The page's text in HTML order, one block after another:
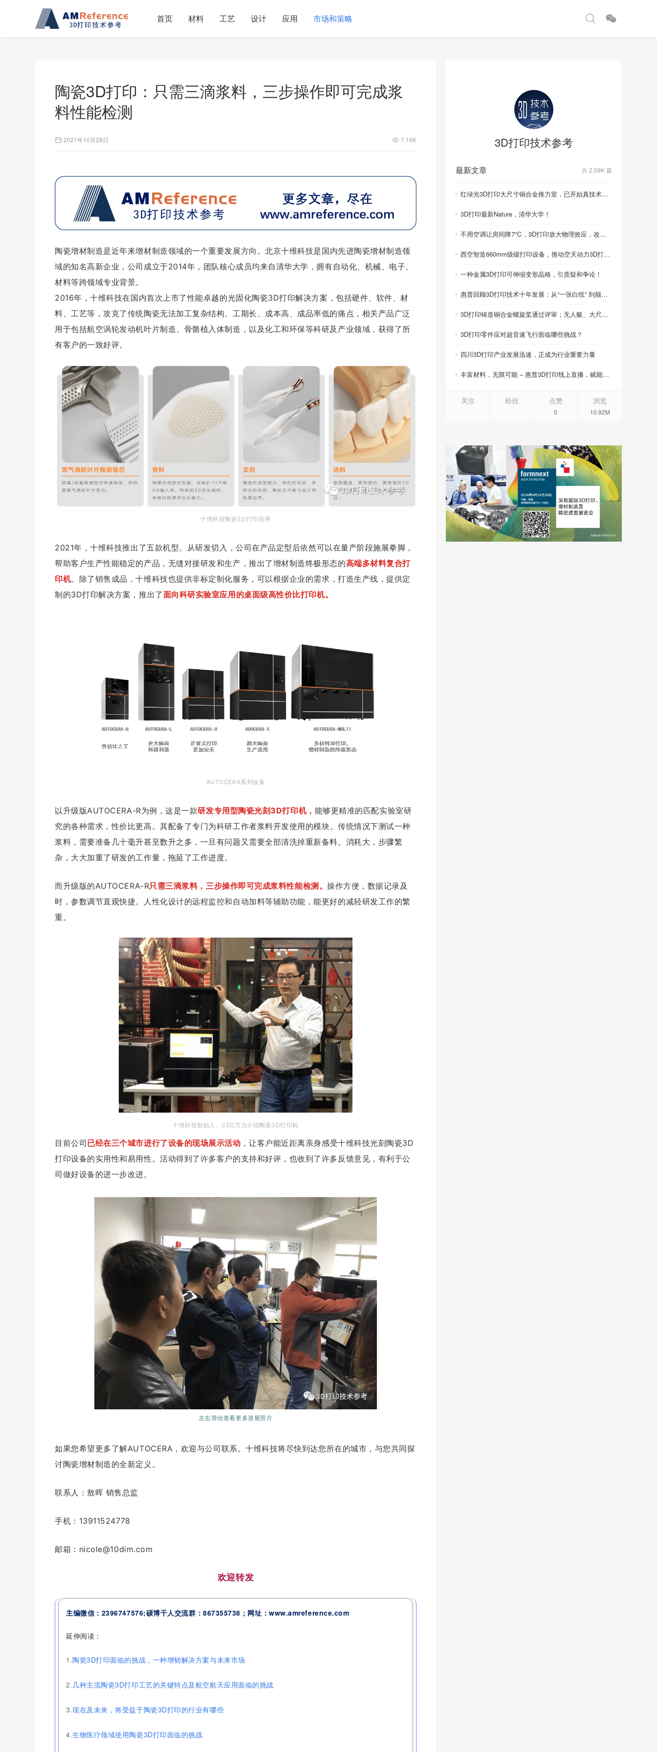
首页 材料 工艺 设计 应用 市场和策略
陶瓷3D打印：只需三滴浆料，三步操作即可完成浆
料性能检测
2021年10月28日 7.16K
陶瓷增材制造是近年来增材制造领域的一个重要发展方向。北京十维科技是国内先进陶瓷增材制造领
域的知名高新企业，公司成立于2014年，团队核心成员均来自清华大学，拥有自动化、机械、电子、
材料等跨领域专业背景。
2016年，十维科技在国内首次上市了性能卓越的光固化陶瓷3D打印解决方案，包括硬件、软件、材
料、工艺等，攻克了传统陶瓷无法加工复杂结构、工期长、成本高、成品率低的痛点，相关产品广泛
用于包括航空涡轮发动机叶片制造、骨骼植入体制造，以及化工和环保等科研及产业领域，获得了所
有客户的一致好评。
十维科技陶瓷3D打印应用
2021年，十维科技推出了五款机型。
从研发切入，公司在产品定型后依然可以在量产阶段施展拳脚，
帮助客户生产性能稳定的产品，无缝对接研发和生产，推出了增材制造终极形态的高端多材料复合打
印机。 除了销售成品，十维科技也提供非标定制化服务，可以根据企业的需求，打造生产线，提供定
制的3D打印解决方案，推出了面向科研实验室应用的桌面级高性价比打印机。
AUTOCERA系列设备
以升级版AUTOCERA-R为例，这是一款研发专用型陶瓷光刻3D打印机， 能够更精准的匹配实验室研
究的各种需求，性价比更高。其配备了专门为科研工作者浆料开发使用的模块。传统情况下测试一种
浆料，需要准备几十毫升甚至数升之多，一旦有问题又需要全部清洗掉重新备料。消耗大，步骤繁
杂，大大加重了研发的工作量，拖延了工作进度。
而升级版的AUTOCERA-R只需三滴浆料，三步操作即可完成浆料性能检测。操作方便，数据记录及
时，参数调节直观快捷。人性化设计的远程监控和自动加料等辅助功能，能更好的减轻研发工作的繁
重。
十维科技创始人、CEO万力介绍陶瓷3D打印机
目前公司已经在三个城市进行了设备的现场展示活动 ，让客户能近距离亲身感受十维科技光刻陶瓷3D
打印设备的实用性和易用性。活动得到了许多客户的支持和好评，也收到了许多反馈意见，有利于公
司做好设备的进一步改进。
左右滑动查看更多巡展照片
如果您希望更多了解AUTOCERA，欢迎与公司联系。十维科技将尽快到达您所在的城市，与您共同探
讨陶瓷增材制造的全新定义。
联系人：敖晖 销售总监
手机：13911524778
邮箱：nicole@10dim.com
欢迎转发
主编微信：2396747576;硕博千人交流群：867355738；网址：www.amreference.com
延伸阅读：
1.陶瓷3D打印面临的挑战，一种增韧解决方案与未来市场
2. 几种主流陶瓷3D打印工艺的关键特点及航空航天应用面临的挑战
3.现在及未来，将受益于陶瓷3D打印的行业有哪些
4.生物医疗领域使用陶瓷3D打印面临的挑战
3D打印技术参考
最新文章 共 2.59K 篇
红绿光3D打印大尺寸铜合金推力室，已开始真技术比拼！
3D打印最新Nature，清华大学！
不用空调让房间降7℃，3D打印放大物理效应，改写制冷模式
西空智造660mm级锻打印设备，推动空天动力3D打印智造升级
一种金属3D打印可伸缩变形晶格，引质疑和争论！
惠普回顾3D打印技术十年发展：从“一张白纸” 到颠覆性创新
3D打印铸造铜合金螺旋桨通过评审；无人艇、大尺寸热交换器3D打印；人民网报道两家3D打印企业
3D打印零件应对超音速飞行面临哪些挑战？
四川3D打印产业发展迅速，正成为行业重要力量
丰富材料，无限可能 – 惠普3D打印线上直播，赋能产品创新
关注 粉丝 点赞
0
浏览
10.92M